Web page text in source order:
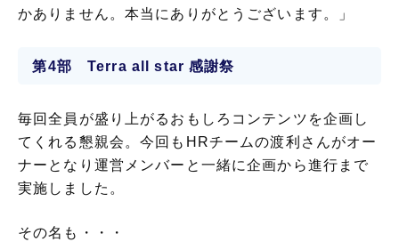
かありません。本当にありがとうございます。」
第4部 Terra all star 感謝祭
毎回全員が盛り上がるおもしろコンテンツを企画し
てくれる懇親会。今回もHRチームの渡利さんがオー
ナーとなり運営メンバーと一緒に企画から進行まで
実施しました。
その名も・・・